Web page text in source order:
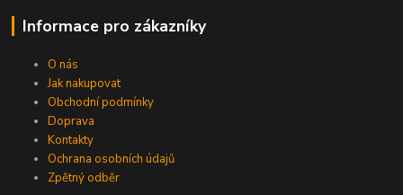
Informace pro zákazníky
O nás
Jak nakupovat
Obchodní podmínky
Doprava
Kontakty
Ochrana osobních údajů
Zpětný odběr